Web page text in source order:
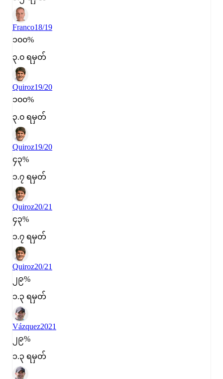
Franco18/19
၁၀၀%
၃.၀ ရမှတ်
Quiroz19/20
၁၀၀%
၃.၀ ရမှတ်
Quiroz19/20
၄၃%
၁.၇ ရမှတ်
Quiroz20/21
၄၃%
၁.၇ ရမှတ်
Quiroz20/21
၂၉%
၁.၃ ရမှတ်
Vázquez2021
၂၉%
၁.၃ ရမှတ်